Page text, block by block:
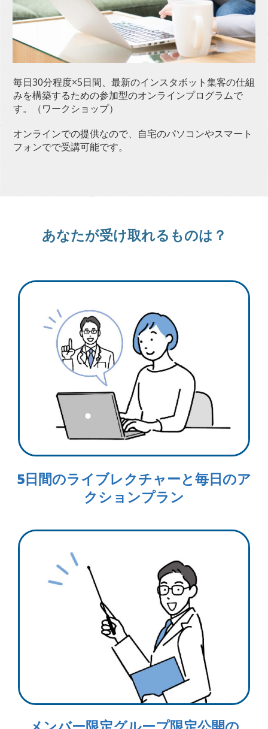
毎日30分程度×5日間、最新のインスタボット集客の仕組
みを構築するための参加型のオンラインプログラムで
す。（ワークショップ）
オンラインでの提供なので、自宅のパソコンやスマート
フォンでで受講可能です。
あなたが受け取れるものは？
5日間のライブレクチャーと毎日のア
クションプラン